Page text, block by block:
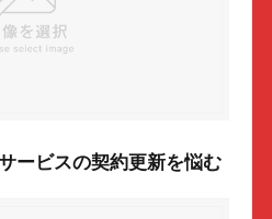
ービスの契約更新を悩む